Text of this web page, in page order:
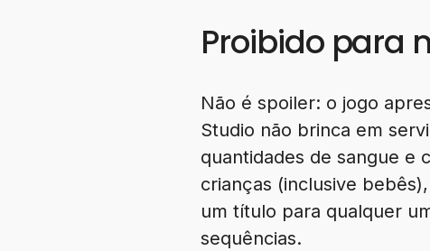
Proibido para
Não é spoiler: o jogo
Studio não brinca em
quantidades de sangue e
crianças (inclusive
um título para qualquer
sequências.